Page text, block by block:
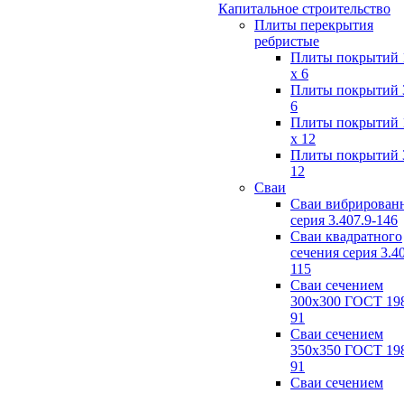
Капитальное строительство
Плиты перекрытия
ребристые
Плиты покрытий
x 6
Плиты покрытий
6
Плиты покрытий
x 12
Плиты покрытий
12
Сваи
Сваи
серия 3.407.9-146
Сваи квадратного
сечения серия
115
Сваи сечением
300х300 ГОСТ
91
Сваи сечением
350х350 ГОСТ
91
Сваи сечением